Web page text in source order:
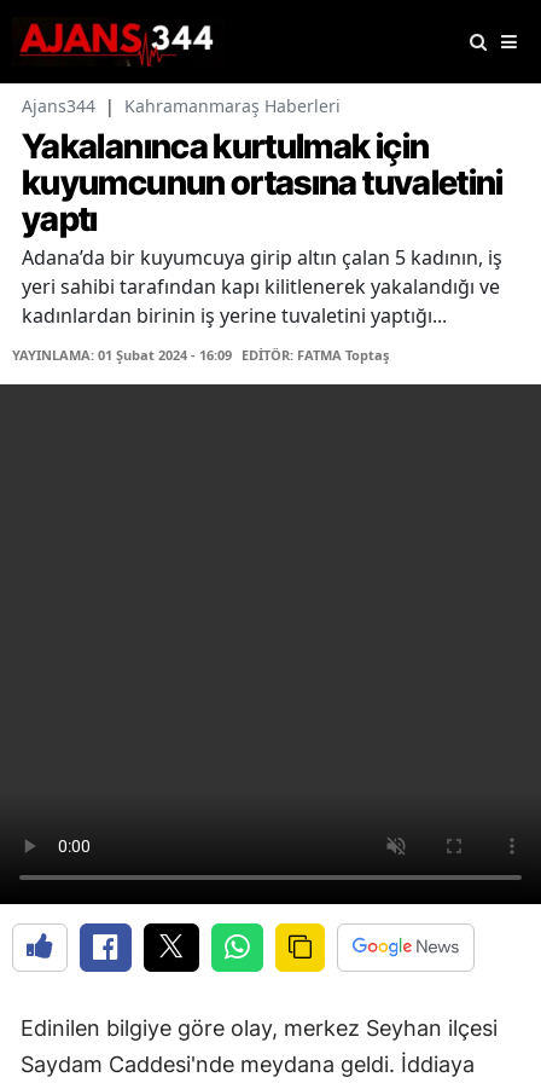
Ajans344 | Kahramanmaraş Haberleri
Yakalanınca kurtulmak için
kuyumcunun ortasına tuvaletini
yaptı
Adana’da bir kuyumcuya girip altın çalan 5 kadının, iş
yeri sahibi tarafından kapı kilitlenerek yakalandığı ve
kadınlardan birinin iş yerine tuvaletini yaptığı...
YAYINLAMA: 01 Şubat 2024 - 16:09 EDİTÖR: FATMA Toptaş
Edinilen bilgiye göre olay, merkez Seyhan ilçesi
Saydam Caddesi'nde meydana geldi. İddiaya